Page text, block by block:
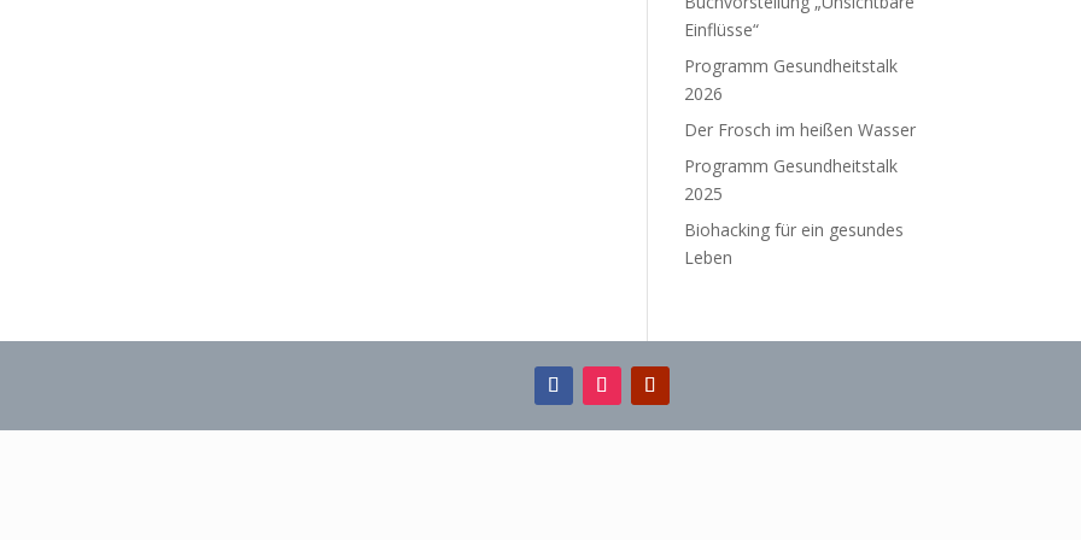
Einflüsse“
Programm Gesundheitstalk
2026
Der Frosch im heißen Wasser
Programm Gesundheitstalk
2025
Biohacking für ein gesundes
Leben